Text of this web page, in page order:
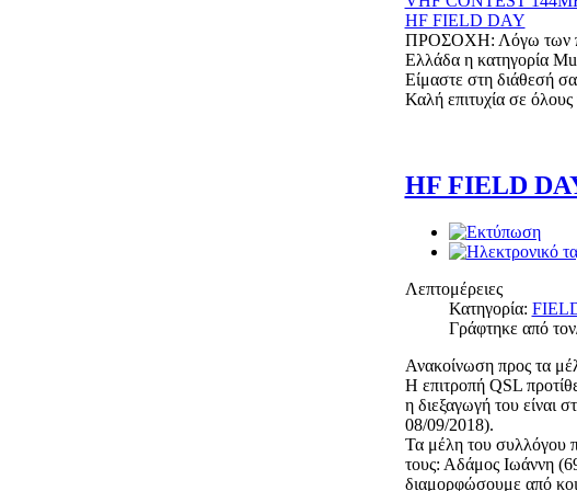
HF FIELD DAY
ΠΡΟΣΟΧΗ: Λόγω των
Ελλάδα η κατηγορία
Είμαστε στη διάθεσή
Καλή επιτυχία σε
HF FIELD
Λεπτομέρειες
Κατηγορία:
Γράφτηκε από
Ανακοίνωση προς τα
Η επιτροπή QSL
η διεξαγωγή του είναι
08/09/2018).
Τα μέλη του συλλόγου
τους: Αδάμος Ιωάννη
διαμορφώσουμε από